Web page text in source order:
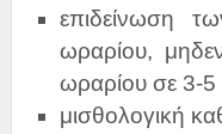
επιδείνωση
ωραρίου,
ωραρίου σε 3-5
μισθολογική